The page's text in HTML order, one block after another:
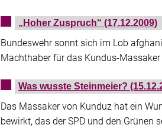
„Hoher Zuspruch“ (17.12.2009)
Bundeswehr sonnt sich im Lob
Machthaber für das Kundus-Massaker
Was wusste Steinmeier?
Das Massaker von Kunduz hat ein
bewirkt, das der SPD und den Grünen